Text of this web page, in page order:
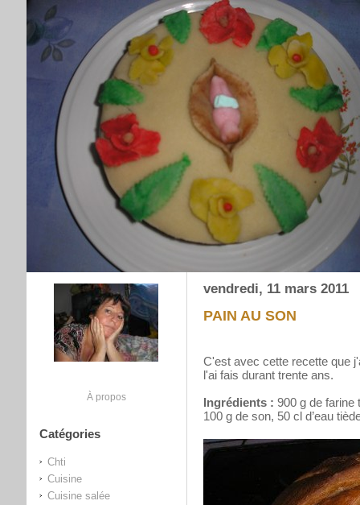
À propos
Catégories
Chti
Cuisine
Cuisine salée
vendredi, 11 mars 2011
PAIN AU SON
C'est avec cette recette que
l'ai fais durant trente ans.
Ingrédients : 900 g de farine
100 g de son, 50 cl d’eau